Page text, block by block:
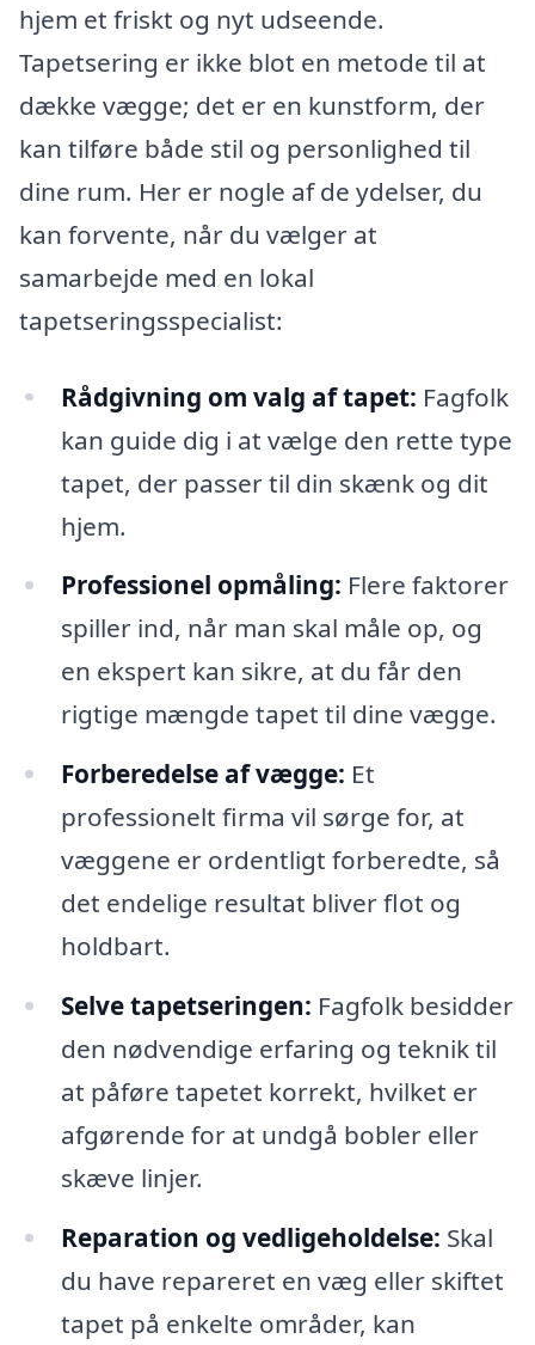
hjem et friskt og nyt udseende.
Tapetsering er ikke blot en metode til at
dække vægge; det er en kunstform, der
kan tilføre både stil og personlighed til
dine rum. Her er nogle af de ydelser, du
kan forvente, når du vælger at
samarbejde med en lokal
tapetseringsspecialist:
Rådgivning om valg af tapet: Fagfolk
kan guide dig i at vælge den rette type
tapet, der passer til din skænk og dit
hjem.
Professionel opmåling: Flere faktorer
spiller ind, når man skal måle op, og
en ekspert kan sikre, at du får den
rigtige mængde tapet til dine vægge.
Forberedelse af vægge: Et
professionelt firma vil sørge for, at
væggene er ordentligt forberedte, så
det endelige resultat bliver flot og
holdbart.
Selve tapetseringen: Fagfolk besidder
den nødvendige erfaring og teknik til
at påføre tapetet korrekt, hvilket er
afgørende for at undgå bobler eller
skæve linjer.
Reparation og vedligeholdelse: Skal
du have repareret en væg eller skiftet
tapet på enkelte områder, kan